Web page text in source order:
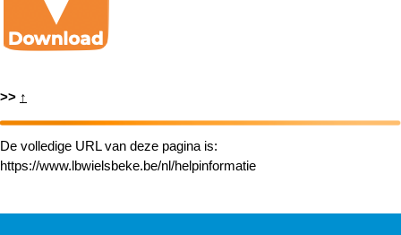
>> ↑
De volledige URL van deze pagina is:
https://www.lbwielsbeke.be/nl/helpinformatie